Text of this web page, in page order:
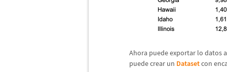
Ahora puede exportar lo datos
puede crear un Datasetcon